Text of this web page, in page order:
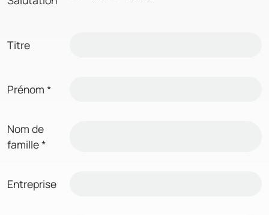
Titre
Prénom *
Nom de
famille*
Entreprise